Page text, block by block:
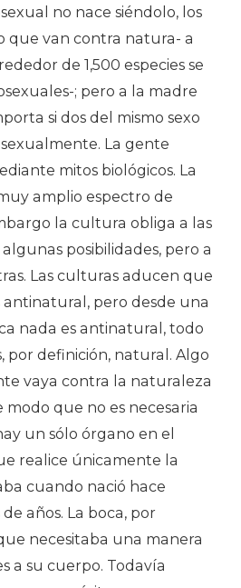
no nace siéndolo, los
que van contra natura- a
de 1,500 especies se
; pero a la madre
si dos del mismo sexo
La gente
mitos biológicos. La
amplio espectro de
la cultura obliga a las
posibilidades, pero a
Las culturas aducen que
pero desde una
nada es antinatural, todo
por definición, natural. Algo
vaya contra la naturaleza
modo que no es necesaria
un sólo órgano en el
realice únicamente la
cuando nació hace
años. La boca, por
necesitaba una manera
a su cuerpo. Todavía